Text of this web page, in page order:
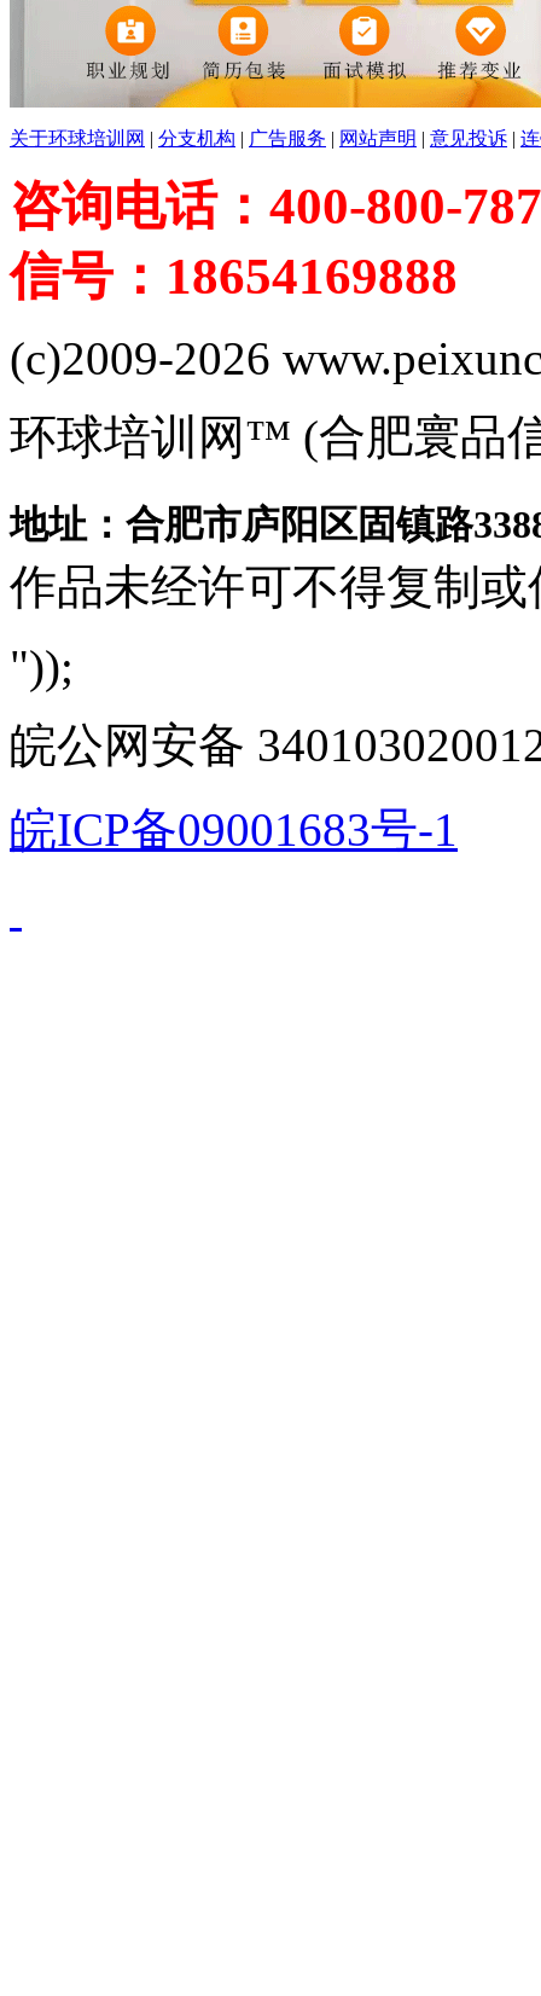
关于环球培训网 | 分支机构 | 广告服务 | 网站声明 | 意见投诉 |
咨询电话：400-800-
信号：18654169888
(c)2009-2026
环球培训网™ (合肥寰品
地址：合肥市庐阳区固镇路
作品未经许可不得复制或
"));
皖公网安备
皖ICP备09001683号-1